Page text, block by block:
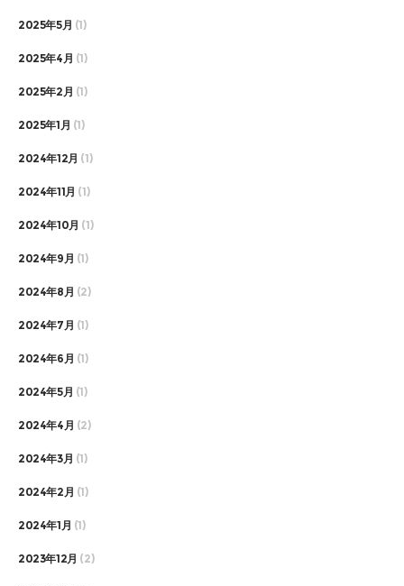
2025年5月 (1)
2025年4月 (1)
2025年2月 (1)
2025年1月 (1)
2024年12月 (1)
2024年11月 (1)
2024年10月 (1)
2024年9月 (1)
2024年8月 (2)
2024年7月 (1)
2024年6月 (1)
2024年5月 (1)
2024年4月 (2)
2024年3月 (1)
2024年2月 (1)
2024年1月 (1)
2023年12月 (2)